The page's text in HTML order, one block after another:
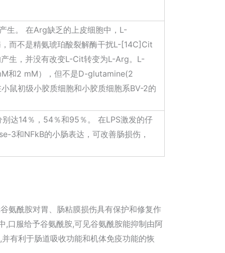
生。 在Arg缺乏的上皮细胞中，L-
而不是精氨琥珀酸裂解酶干扰L-[14C]Cit
生，并没有改变L-Cit转变为L-Arg。L-
和2 mM），但不是D-glutamine(2
鼠初级小胶质细胞和小胶质细胞系BV-2的
达14％，54％和95％。 在LPS激发的仔
3和NFkB的小肠表达，可改善肠损伤，
氨酰胺对胃、肠粘膜损伤具有保护和修复作
,口服给予谷氨酰胺,可见谷氨酰胺能抑制由阿
有利于肠道吸收功能和机体免疫功能的恢